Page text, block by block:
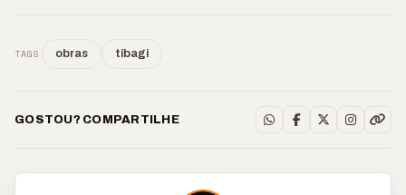
TAGS obras tibagi
GOSTOU? COMPARTILHE